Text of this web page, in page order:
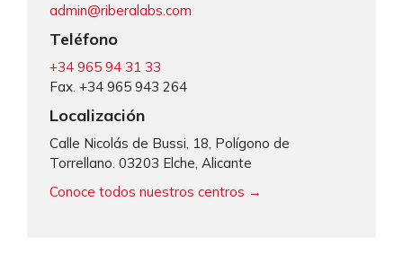
admin@riberalabs.com
Teléfono
+34 965 94 31 33
Fax. +34 965 943 264
Localización
Calle Nicolás de Bussi, 18, Polígono de
Torrellano. 03203 Elche, Alicante
Conoce todos nuestros centros →